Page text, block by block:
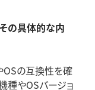
の具体的な内
OSの互換性を確
種やOSバージョ